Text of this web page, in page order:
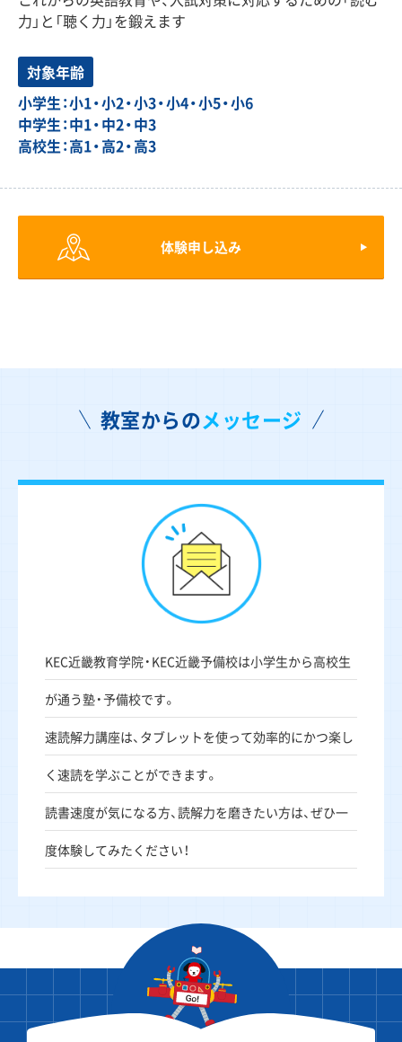
力」と「聴く力」を鍛えます
対象年齢
小学生：小1・小2・小3・小4・小5・小6
中学生：中1・中2・中3
高校生：高1・高2・高3
体験申し込み
教室からのメッセージ
KEC近畿教育学院・KEC近畿予備校は小学生から高校生
が通う塾・予備校です。
速読解力講座は、タブレットを使って効率的にかつ楽し
く速読を学ぶことができます。
読書速度が気になる方、読解力を磨きたい方は、ぜひ一
度体験してみたください！